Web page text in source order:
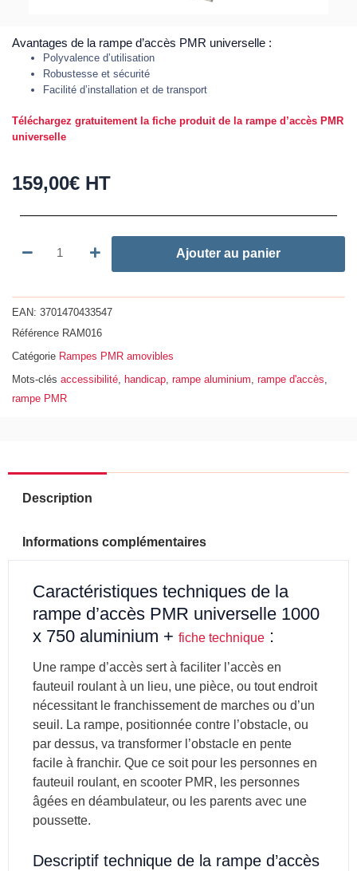
Avantages de la rampe d’accès PMR universelle :
Polyvalence d’utilisation
Robustesse et sécurité
Facilité d’installation et de transport
Téléchargez gratuitement la fiche produit de la rampe d’accès PMR
universelle
159,00€ HT
quantité
universelle
1000
x
750
PMR
EQUIPEMENT
Ajouter au panier
EAN: 3701470433547
Référence RAM016
Catégorie Rampes PMR amovibles
Mots-clés accessibilité, handicap, rampe aluminium, rampe d'accès,
rampe PMR
Description
Informations complémentaires
Caractéristiques techniques de la
rampe d’accès PMR universelle 1000
x 750 aluminium + fiche technique :
Une rampe d’accès sert à faciliter l’accès en
fauteuil roulant à un lieu, une pièce, ou tout endroit
nécessitant le franchissement de marches ou d’un
seuil. La rampe, positionnée contre l’obstacle, ou
par dessus, va transformer l’obstacle en pente
facile à franchir. Que ce soit pour les personnes en
fauteuil roulant, en scooter PMR, les personnes
âgées en déambulateur, ou les parents avec une
poussette.
Descriptif technique de la rampe d’accès